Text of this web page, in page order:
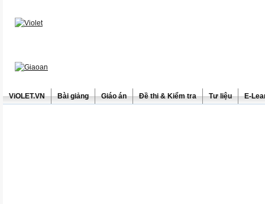
ViOLET.VN Bài giảng Giáo án Đề thi & Kiểm tra Tư liệu E-